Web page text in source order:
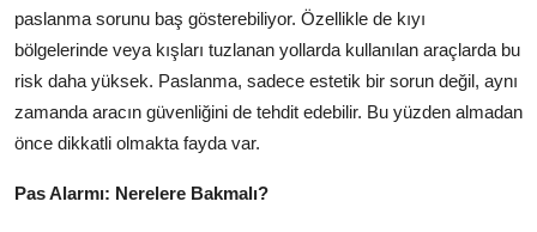
paslanma sorunu baş gösterebiliyor. Özellikle de kıyı
bölgelerinde veya kışları tuzlanan yollarda kullanılan araçlarda bu
risk daha yüksek. Paslanma, sadece estetik bir sorun değil, aynı
zamanda aracın güvenliğini de tehdit edebilir. Bu yüzden almadan
önce dikkatli olmakta fayda var.
Pas Alarmı: Nerelere Bakmalı?